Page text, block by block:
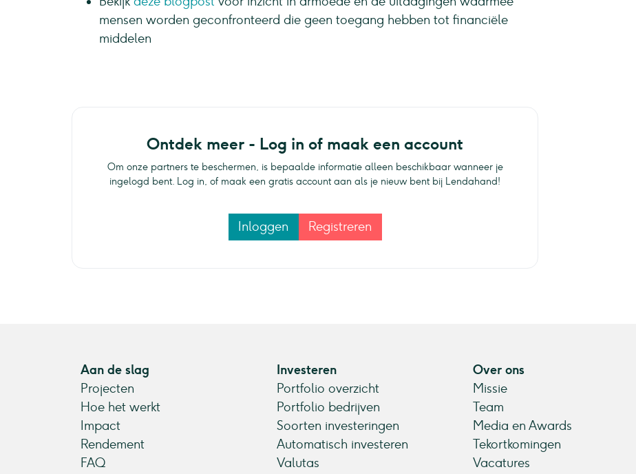
mensen worden geconfronteerd die geen toegang hebben tot financiële
middelen
Ontdek meer - Log in of maak een account
Om onze partners te beschermen, is bepaalde informatie alleen beschikbaar wanneer je
ingelogd bent. Log in, of maak een gratis account aan als je nieuw bent bij Lendahand!
Inloggen Registreren
Aan de slag
Projecten
Hoe het werkt
Impact
Rendement
FAQ
Investeren
Portfolio overzicht
Portfolio bedrijven
Soorten investeringen
Automatisch investeren
Valutas
Over ons
Missie
Team
Media en Awards
Tekortkomingen
Vacatures